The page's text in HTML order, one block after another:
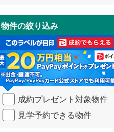
受
け
取
る
・
条
件
を
イ
ペ
物件の絞り込み
成約プレゼント対象物件
見学予約できる物件
南道路（0）